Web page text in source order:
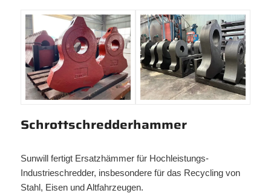
Schrottschredderhammer
Sunwill fertigt Ersatzhämmer für Hochleistungs-
Industrieschredder, insbesondere für das Recycling von
Stahl, Eisen und Altfahrzeugen.